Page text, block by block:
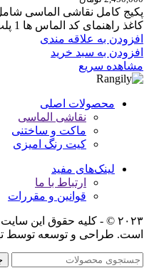
پکیج کامل نقاشی الماسی
کاغذ راهنمای کد الماس ها 1 پلت مخصوص 1
افزودن به علاقه مندی
افزودن به سبد خرید
مشاهده سریع
محصولات اصلی
نقاشی الماسی
ماکت و ساختنی
کیت رنگ امیزی
لینک‌های مفید
ارتباط با ما
قوانین و مقررات
۲۰۲۳ © - کلیه حقوق این
است. طراحی و توسعه توسط